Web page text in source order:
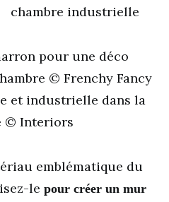
pour une déco
© Frenchy Fancy
et industrielle dans la
© Interiors
emblématique du
le pour créer un mur